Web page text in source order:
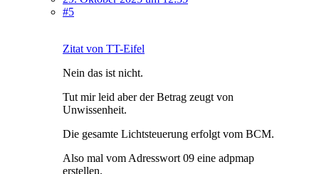
#5
Zitat von TT-Eifel
Nein das ist nicht.
Tut mir leid aber der Betrag zeugt von
Unwissenheit.
Die gesamte Lichtsteuerung erfolgt vom BCM.
Also mal vom Adresswort 09 eine adpmap
erstellen.